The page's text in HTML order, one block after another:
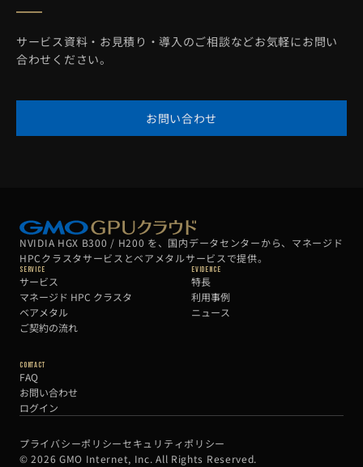
サービス資料・お見積り・導入のご相談などお気軽にお問い
合わせください。
お問い合わせ
NVIDIA HGX B300 / H200 を、国内データセンターから、マネージド
HPCクラスタサービスとベアメタルサービスで提供。
Service
サービス
マネージド HPC クラスタ
ベアメタル
ご契約の流れ
Evidence
特長
利用事例
ニュース
Contact
FAQ
お問い合わせ
ログイン
© 2026 GMO Internet, Inc. All Rights Reserved.
プライバシーポリシーセキュリティポリシー